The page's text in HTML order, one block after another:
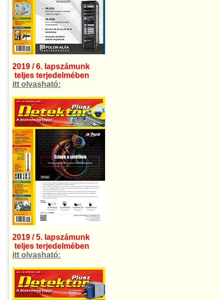
2019 / 6. lapszámunk
teljes terjedelmében
itt olvasható:
2019 / 5. lapszámunk
teljes terjedelmében
itt olvasható: